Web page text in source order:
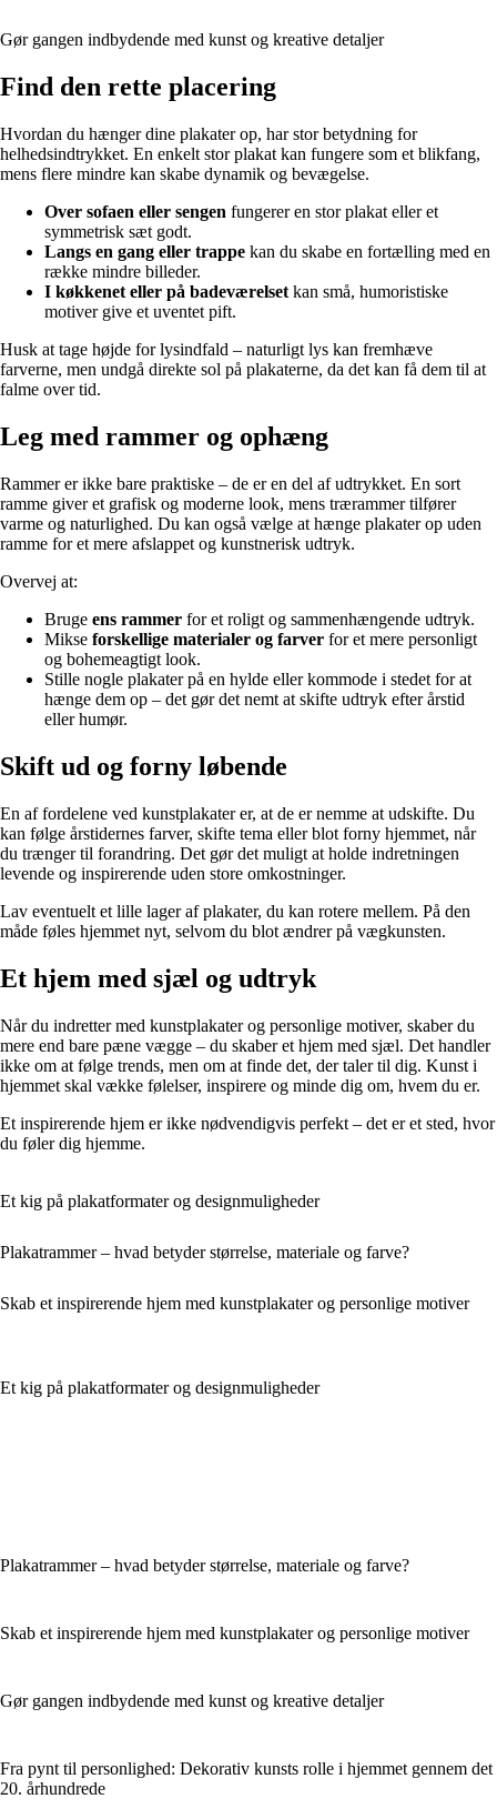
Gør gangen indbydende med kunst og kreative detaljer
Find den rette placering
Hvordan du hænger dine plakater op, har stor betydning for
helhedsindtrykket. En enkelt stor plakat kan fungere som et blikfang,
mens flere mindre kan skabe dynamik og bevægelse.
Over sofaen eller sengen fungerer en stor plakat eller et
symmetrisk sæt godt.
Langs en gang eller trappe kan du skabe en fortælling med en
række mindre billeder.
I køkkenet eller på badeværelset kan små, humoristiske
motiver give et uventet pift.
Husk at tage højde for lysindfald – naturligt lys kan fremhæve
farverne, men undgå direkte sol på plakaterne, da det kan få dem til at
falme over tid.
Leg med rammer og ophæng
Rammer er ikke bare praktiske – de er en del af udtrykket. En sort
ramme giver et grafisk og moderne look, mens trærammer tilfører
varme og naturlighed. Du kan også vælge at hænge plakater op uden
ramme for et mere afslappet og kunstnerisk udtryk.
Overvej at:
Bruge ens rammer for et roligt og sammenhængende udtryk.
Mikse forskellige materialer og farver for et mere personligt
og bohemeagtigt look.
Stille nogle plakater på en hylde eller kommode i stedet for at
hænge dem op – det gør det nemt at skifte udtryk efter årstid
eller humør.
Skift ud og forny løbende
En af fordelene ved kunstplakater er, at de er nemme at udskifte. Du
kan følge årstidernes farver, skifte tema eller blot forny hjemmet, når
du trænger til forandring. Det gør det muligt at holde indretningen
levende og inspirerende uden store omkostninger.
Lav eventuelt et lille lager af plakater, du kan rotere mellem. På den
måde føles hjemmet nyt, selvom du blot ændrer på vægkunsten.
Et hjem med sjæl og udtryk
Når du indretter med kunstplakater og personlige motiver, skaber du
mere end bare pæne vægge – du skaber et hjem med sjæl. Det handler
ikke om at følge trends, men om at finde det, der taler til dig. Kunst i
hjemmet skal vække følelser, inspirere og minde dig om, hvem du er.
Et inspirerende hjem er ikke nødvendigvis perfekt – det er et sted, hvor
du føler dig hjemme.
Et kig på plakatformater og designmuligheder
Plakatrammer – hvad betyder størrelse, materiale og farve?
Skab et inspirerende hjem med kunstplakater og personlige motiver
Et kig på plakatformater og designmuligheder
Plakatrammer – hvad betyder størrelse, materiale og farve?
Skab et inspirerende hjem med kunstplakater og personlige motiver
Gør gangen indbydende med kunst og kreative detaljer
Fra pynt til personlighed: Dekorativ kunsts rolle i hjemmet gennem det
20. århundrede